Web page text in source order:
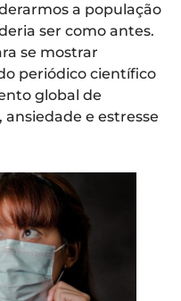
a população
ser como antes.
se mostrar
periódico científico
global de
e estresse